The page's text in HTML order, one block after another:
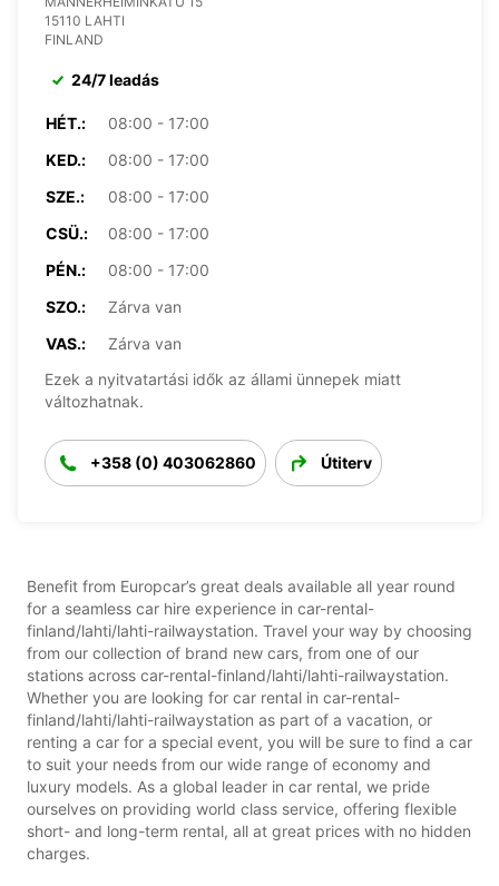
15110 LAHTI
FINLAND
24/7 leadás
HÉT.:
08:00 - 17:00
KED.:
08:00 - 17:00
SZE.:
08:00 - 17:00
CSÜ.:
08:00 - 17:00
PÉN.:
08:00 - 17:00
SZO.:
Zárva van
VAS.:
Zárva van
Ezek a nyitvatartási idők az állami ünnepek miatt
változhatnak.
+358 (0) 403062860 Útiterv
Benefit from Europcar’s great deals available all year round
for a seamless car hire experience in car-rental-
finland/lahti/lahti-railwaystation. Travel your way by choosing
from our collection of brand new cars, from one of our
stations across car-rental-finland/lahti/lahti-railwaystation.
Whether you are looking for car rental in car-rental-
finland/lahti/lahti-railwaystation as part of a vacation, or
renting a car for a special event, you will be sure to find a car
to suit your needs from our wide range of economy and
luxury models. As a global leader in car rental, we pride
ourselves on providing world class service, offering flexible
short- and long-term rental, all at great prices with no hidden
charges.